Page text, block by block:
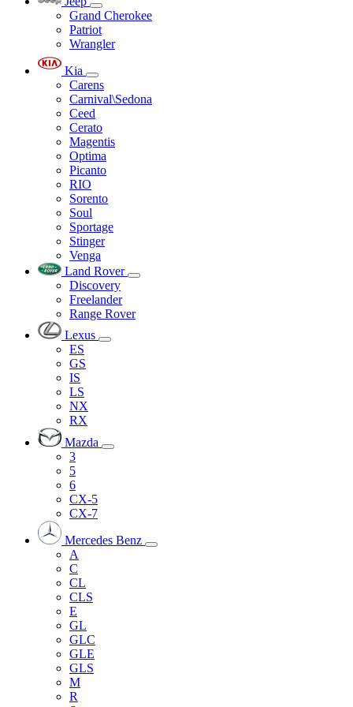
Grand Cherokee
Patriot
Wrangler
Kia
Carens
Carnival\Sedona
Ceed
Cerato
Magentis
Optima
Picanto
RIO
Sorento
Soul
Sportage
Stinger
Venga
Land Rover
Discovery
Freelander
Range Rover
Lexus
ES
GS
IS
LS
NX
RX
Mazda
3
5
6
CX-5
CX-7
Mercedes Benz
A
C
CL
CLS
E
GL
GLC
GLE
GLS
M
R